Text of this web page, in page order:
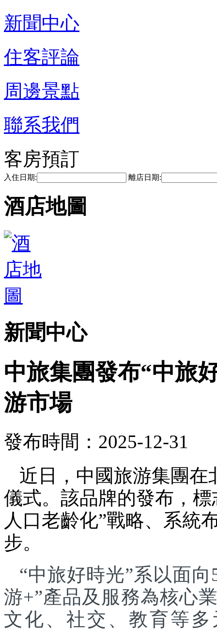
新聞中心
住客評論
周邊景點
聯系我們
客房預訂
入住日期: 離店日期:
酒店地圖
新聞中心
中旅集團發布“中旅
游市場
發布時間：2025-12-31
近日，中國旅游集團在
儀式。該品牌的發布，
人口老齡化”戰略、系統
步。
“中旅好時光”系以面
游+”產品及服務為核心
文化、社交、教育等